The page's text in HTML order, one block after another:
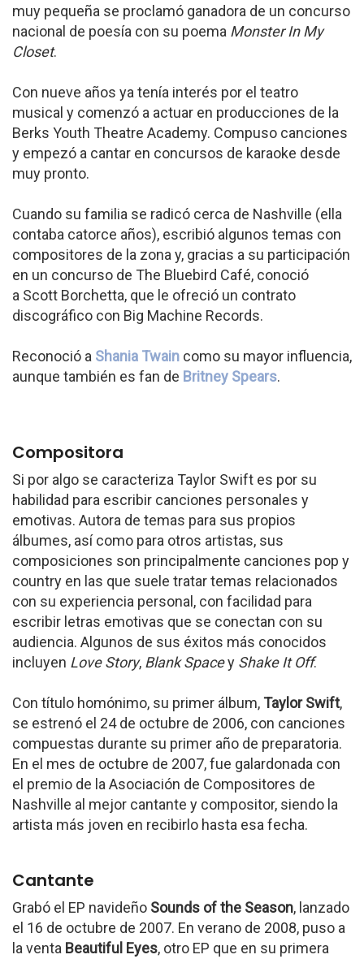
muy pequeña se proclamó ganadora de un concurso
nacional de poesía con su poema Monster In My
Closet.
Con nueve años ya tenía interés por el teatro
musical y comenzó a actuar en producciones de la
Berks Youth Theatre Academy. Compuso canciones
y empezó a cantar en concursos de karaoke desde
muy pronto.
Cuando su familia se radicó cerca de Nashville (ella
contaba catorce años), escribió algunos temas con
compositores de la zona y, gracias a su participación
en un concurso de The Bluebird Café, conoció
a Scott Borchetta, que le ofreció un contrato
discográfico con Big Machine Records.
Reconoció a Shania Twain como su mayor influencia,
aunque también es fan de Britney Spears.
Compositora
Si por algo se caracteriza Taylor Swift es por su
habilidad para escribir canciones personales y
emotivas. Autora de temas para sus propios
álbumes, así como para otros artistas, sus
composiciones son principalmente canciones pop y
country en las que suele tratar temas relacionados
con su experiencia personal, con facilidad para
escribir letras emotivas que se conectan con su
audiencia. Algunos de sus éxitos más conocidos
incluyen Love Story, Blank Spacey Shake It Off.
Con título homónimo, su primer álbum, Taylor Swift,
se estrenó el 24 de octubre de 2006, con canciones
compuestas durante su primer año de preparatoria.
En el mes de octubre de 2007, fue galardonada con
el premio de la Asociación de Compositores de
Nashville al mejor cantante y compositor, siendo la
artista más joven en recibirlo hasta esa fecha.
Cantante
Grabó el EP navideño Sounds of the Season, lanzado
el 16 de octubre de 2007. En verano de 2008, puso a
la venta Beautiful Eyes, otro EP que en su primera